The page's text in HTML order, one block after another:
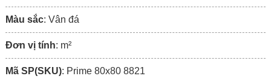
Màu sắc: Vân đá
Đơn vị tính: m²
Mã SP(SKU): Prime 80x80 8821